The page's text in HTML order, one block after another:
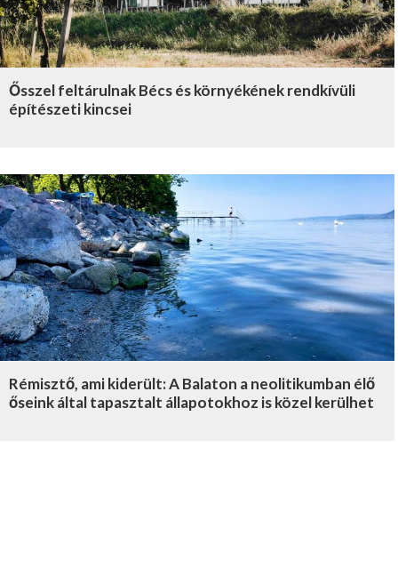
Ősszel feltárulnak Bécs és környékének rendkívüli
építészeti kincsei
Rémisztő, ami kiderült: A Balaton a neolitikumban élő
őseink által tapasztalt állapotokhoz is közel kerülhet